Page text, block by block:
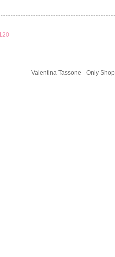
Valentina Tassone - Only